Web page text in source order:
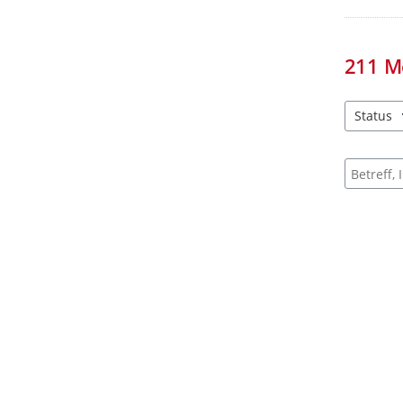
211
Status
Suche